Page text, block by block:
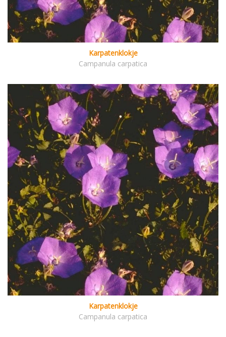
Karpatenklokje
Campanula carpatica
Karpatenklokje
Campanula carpatica